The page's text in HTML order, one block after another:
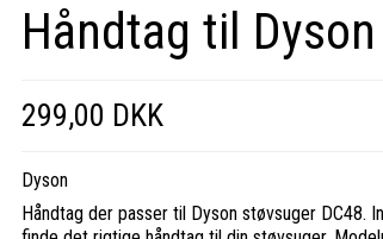
Håndtag til
299,00 DKK
Dyson
Håndtag der passer til Dyson støvsuger